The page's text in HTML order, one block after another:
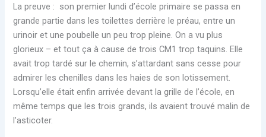
La preuve : son premier lundi d’école primaire se passa en
grande partie dans les toilettes derrière le préau, entre un
urinoir et une poubelle un peu trop pleine. On a vu plus
glorieux – et tout ça à cause de trois CM1 trop taquins. Elle
avait trop tardé sur le chemin, s’attardant sans cesse pour
admirer les chenilles dans les haies de son lotissement.
Lorsqu’elle était enfin arrivée devant la grille de l’école, en
même temps que les trois grands, ils avaient trouvé malin de
l’asticoter.